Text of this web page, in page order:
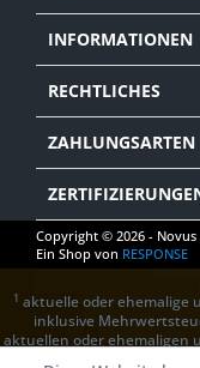
INFORMATIONEN
RECHTLICHES
ZAHLUNGSARTEN
Copyright © 2026 -
Ein Shop von RESPONSE
1 aktuelle oder ehemalige
inklusive
aktuellen oder ehemaligen